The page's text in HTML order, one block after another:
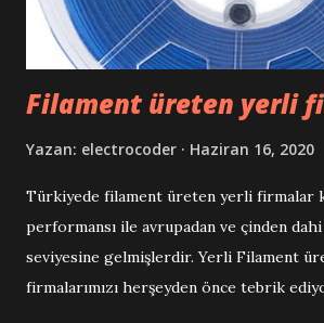
Filament üreten yerli
Yazan: electrocoder Haziran 16, 2020
Türkiyede filament üreten yerli firmalar
performansı ile avrupadan ve çinden
seviyesine gelmişlerdir. Yerli Filament
firmalarımızı herşeyden önce tebrik